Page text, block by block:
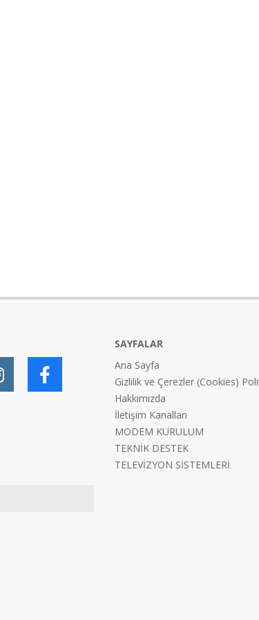
SAYFALAR
Ana Sayfa
Gizlilik ve Çerezler (Cookies)
Hakkımızda
İletişim Kanalları
MODEM KURULUM
TEKNİK DESTEK
TELEVİZYON SİSTEMLERİ